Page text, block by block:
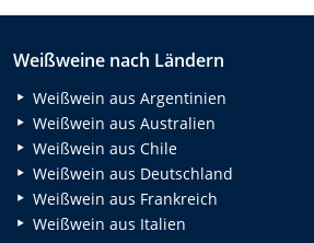
Weißweine nach Ländern
Weißwein aus Argentinien
Weißwein aus Australien
Weißwein aus Chile
Weißwein aus Deutschland
Weißwein aus Frankreich
Weißwein aus Italien